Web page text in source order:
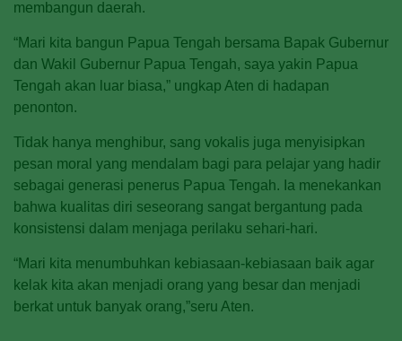
membangun daerah.
“Mari kita bangun Papua Tengah bersama Bapak Gubernur
dan Wakil Gubernur Papua Tengah, saya yakin Papua
Tengah akan luar biasa,” ungkap Aten di hadapan
penonton.
Tidak hanya menghibur, sang vokalis juga menyisipkan
pesan moral yang mendalam bagi para pelajar yang hadir
sebagai generasi penerus Papua Tengah. Ia menekankan
bahwa kualitas diri seseorang sangat bergantung pada
konsistensi dalam menjaga perilaku sehari-hari.
“Mari kita menumbuhkan kebiasaan-kebiasaan baik agar
kelak kita akan menjadi orang yang besar dan menjadi
berkat untuk banyak orang,”seru Aten.